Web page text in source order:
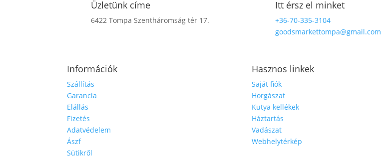
Üzletünk címe
6422 Tompa Szentháromság tér 17.
Itt érsz el minket
+36-70-335-3104
goodsmarkettompa@gmail.com
Információk
Szállítás
Garancia
Elállás
Fizetés
Adatvédelem
Ászf
Sütikről
Hasznos linkek
Saját fiók
Horgászat
Kutya kellékek
Háztartás
Vadászat
Webhelytérkép